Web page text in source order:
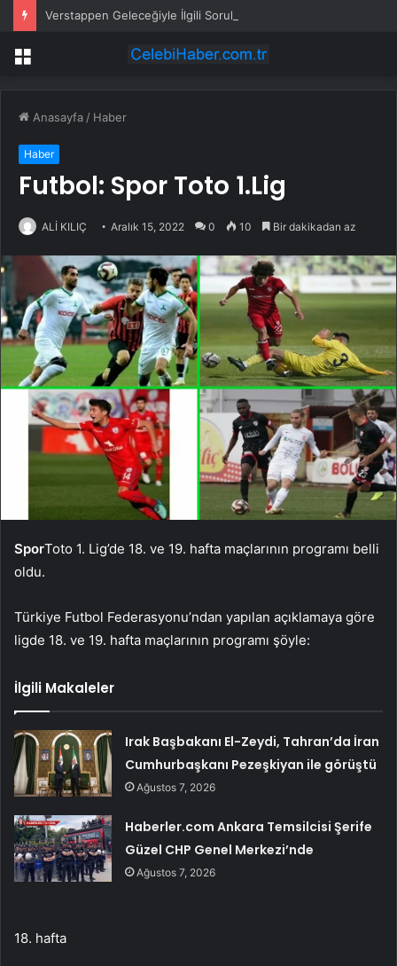
Menü
Anasayfa / Haber
Haber
Futbol: Spor Toto 1.Lig
ALİ KILIÇ Aralık 15, 2022 0 10 Bir dakikadan az
SporToto 1. Lig’de 18. ve 19. hafta maçlarının programı belli
oldu.
Türkiye Futbol Federasyonu’ndan yapılan açıklamaya göre
ligde 18. ve 19. hafta maçlarının programı şöyle:
İlgili Makaleler
Irak Başbakanı El-Zeydi, Tahran’da İran
Cumhurbaşkanı Pezeşkiyan ile görüştü
Ağustos 7, 2026
Haberler.com Ankara Temsilcisi Şerife
Güzel CHP Genel Merkezi’nde
Ağustos 7, 2026
18. hafta